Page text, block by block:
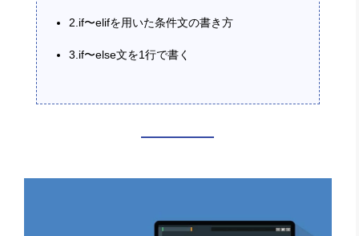
2.if〜elifを用いた条件文の書き方
3.if〜else文を1行で書く